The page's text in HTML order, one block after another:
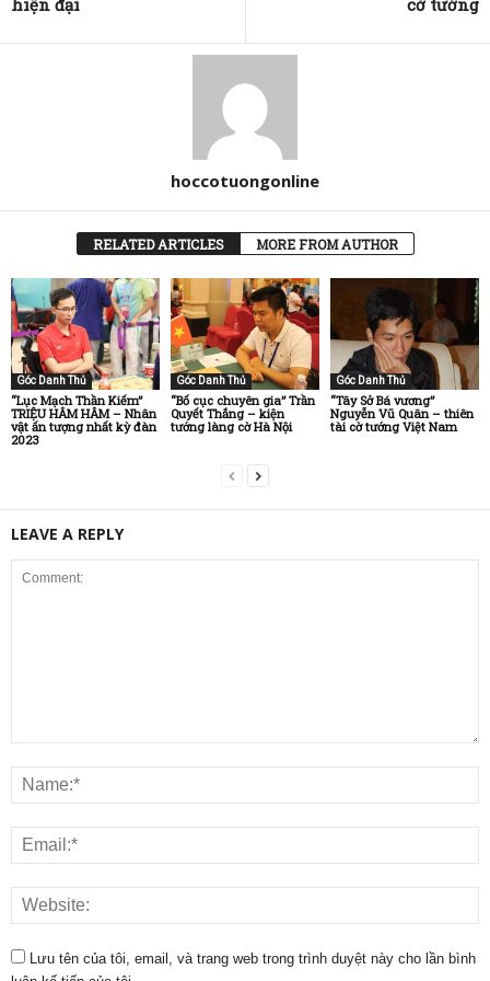
hiện đại cờ tướng
hoccotuongonline
RELATED ARTICLES MORE FROM AUTHOR
Góc Danh Thủ
“Lục Mạch Thần Kiếm”
TRIỆU HÂM HÂM – Nhân
vật ấn tượng nhất kỳ đàn
2023
Góc Danh Thủ
“Bố cục chuyên gia” Trần
Quyết Thắng – kiện
tướng làng cờ Hà Nội
Góc Danh Thủ
“Tây Sở Bá vương”
Nguyễn Vũ Quân – thiên
tài cờ tướng Việt Nam
LEAVE A REPLY
Lưu tên của tôi, email, và trang web trong trình duyệt này cho lần bình